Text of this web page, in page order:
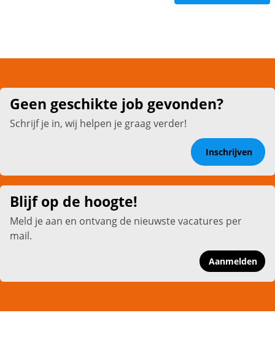
Geen geschikte job gevonden?
Schrijf je in, wij helpen je graag verder!
Inschrijven
Blijf op de hoogte!
Meld je aan en ontvang de nieuwste vacatures per
mail.
Aanmelden